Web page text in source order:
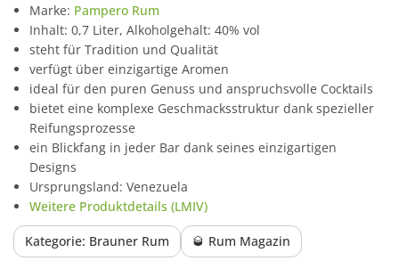
Marke: Pampero Rum
Inhalt: 0,7 Liter, Alkoholgehalt: 40% vol
steht für Tradition und Qualität
verfügt über einzigartige Aromen
ideal für den puren Genuss und anspruchsvolle Cocktails
bietet eine komplexe Geschmacksstruktur dank spezieller
Reifungsprozesse
ein Blickfang in jeder Bar dank seines einzigartigen
Designs
Ursprungsland: Venezuela
Weitere Produktdetails (LMIV)
Kategorie: Brauner Rum 🥃 Rum Magazin